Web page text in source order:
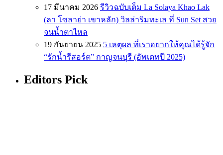
17 มีนาคม 2026 รีวิวฉบับเต็ม La Solaya Khao Lak
(ลา โซลาย่า เขาหลัก) วิลล่าริมทะเล ที่ Sun Set สวย
จนน้ำตาไหล
19 กันยายน 2025 5 เหตุผล ที่เราอยากให้คุณได้รู้จัก
“รักน้ำรีสอร์ต” กาญจนบุรี (อัพเดทปี 2025)
Editors Pick